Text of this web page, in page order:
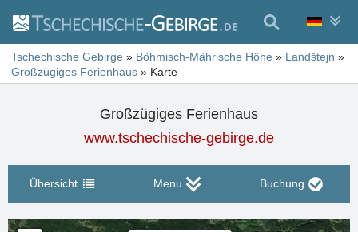
Tschechische Gebirge » Böhmisch-Mährische Höhe » Landštejn »
Großzügiges Ferienhaus » Karte
Großzügiges Ferienhaus
www.tschechische-gebirge.de
Übersicht Menu Buchung